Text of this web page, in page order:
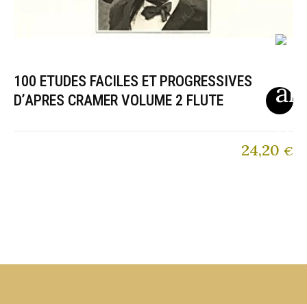
100 ETUDES FACILES ET PROGRESSIVES
D’APRES CRAMER VOLUME 2 FLUTE
24,20 €